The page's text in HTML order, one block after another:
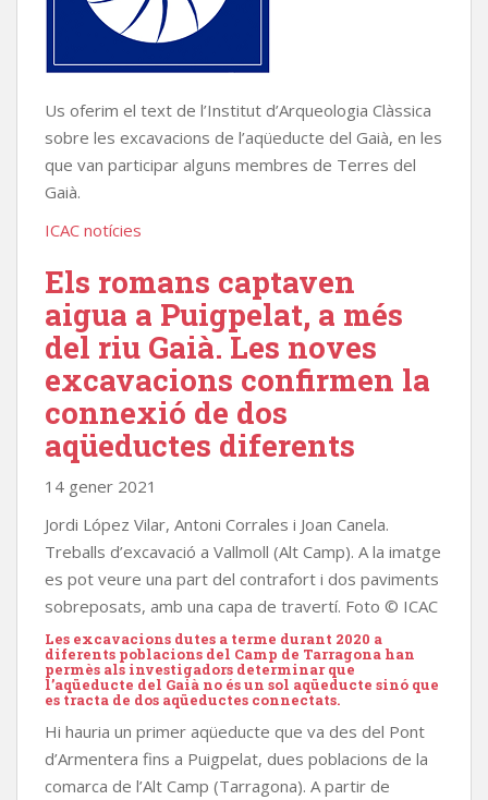
Us oferim el text de l’Institut d’Arqueologia Clàssica
sobre les excavacions de l’aqüeducte del Gaià, en les
que van participar alguns membres de Terres del
Gaià.
ICAC notícies
Els romans captaven
aigua a Puigpelat, a més
del riu Gaià. Les noves
excavacions confirmen la
connexió de dos
aqüeductes diferents
14 gener 2021
Jordi López Vilar, Antoni Corrales i Joan Canela.
Treballs d’excavació a Vallmoll (Alt Camp). A la imatge
es pot veure una part del contrafort i dos paviments
sobreposats, amb una capa de travertí. Foto © ICAC
Les excavacions dutes a terme durant 2020 a
diferents poblacions del Camp de Tarragona han
permès als investigadors determinar que
l’aqüeducte del Gaià no és un sol aqüeducte sinó que
es tracta de dos aqüeductes connectats.
Hi hauria un primer aqüeducte que va des del Pont
d’Armentera fins a Puigpelat, dues poblacions de la
comarca de l’Alt Camp (Tarragona). A partir de